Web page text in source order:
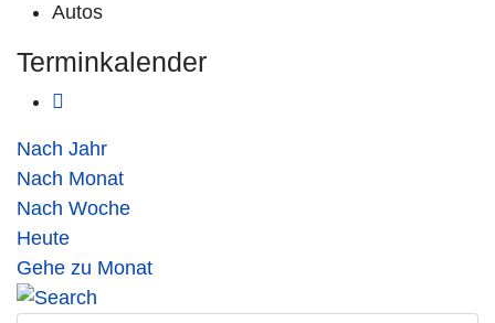
Autos
Terminkalender
Nach Jahr
Nach Monat
Nach Woche
Heute
Gehe zu Monat